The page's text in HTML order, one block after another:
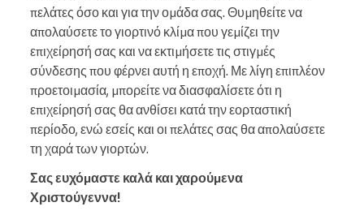
πελάτες όσο και για την ομάδα σας. Θυμηθείτε να
απολαύσετε το γιορτινό κλίμα που γεμίζει την
επιχείρησή σας και να εκτιμήσετε τις στιγμές
σύνδεσης που φέρνει αυτή η εποχή. Με λίγη επιπλέον
προετοιμασία, μπορείτε να διασφαλίσετε ότι η
επιχείρησή σας θα ανθίσει κατά την εορταστική
περίοδο, ενώ εσείς και οι πελάτες σας θα απολαύσετε
τη χαρά των γιορτών.
Σας ευχόμαστε καλά και χαρούμενα
Χριστούγεννα!